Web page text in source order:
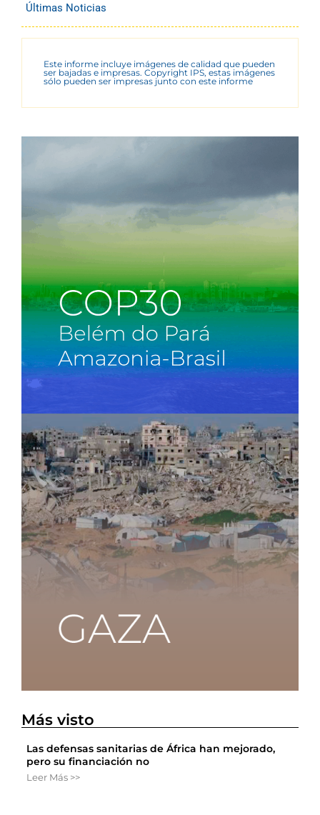
Últimas Noticias
Este informe incluye imágenes de calidad que pueden
ser bajadas e impresas. Copyright IPS, estas imágenes
sólo pueden ser impresas junto con este informe
Más visto
Las defensas sanitarias de África han mejorado,
pero su financiación no
Leer Más >>